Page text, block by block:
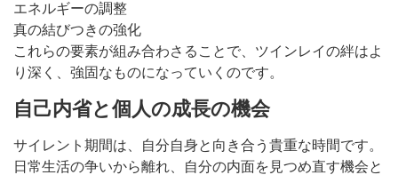
エネルギーの調整
真の結びつきの強化
これらの要素が組み合わさることで、ツインレイの絆はよ
り深く、強固なものになっていくのです。
自己内省と個人の成長の機会
サイレント期間は、自分自身と向き合う貴重な時間です。
日常生活の争いから離れ、自分の内面を見つめ直す機会と